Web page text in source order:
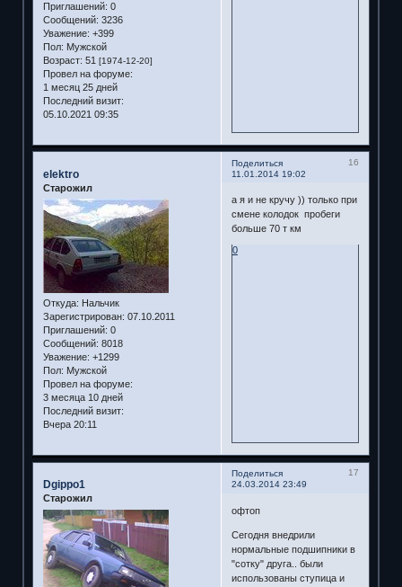
Приглашений: 0
Сообщений: 3236
Уважение: +399
Пол: Мужской
Возраст: 51 [1974-12-20]
Провел на форуме:
1 месяц 25 дней
Последний визит:
05.10.2021 09:35
Поделиться
16
11.01.2014 19:02
elektro
Старожил
Откуда: Нальчик
Зарегистрирован: 07.10.2011
Приглашений: 0
Сообщений: 8018
Уважение: +1299
Пол: Мужской
Провел на форуме:
3 месяца 10 дней
Последний визит:
Вчера 20:11
а я и не кручу )) только при
смене колодок пробеги
больше 70 т км
0
Поделиться
17
24.03.2014 23:49
Dgippo1
Старожил
офтоп
Сегодня внедрили
нормальные подшипники в
"сотку" друга.. были
использованы ступица и